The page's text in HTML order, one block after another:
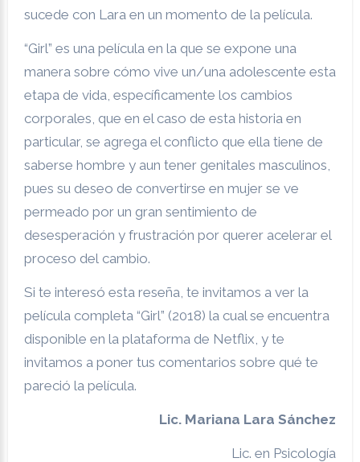
sucede con Lara en un momento de la película.
“Girl” es una película en la que se expone una
manera sobre cómo vive un/una adolescente esta
etapa de vida, específicamente los cambios
corporales, que en el caso de esta historia en
particular, se agrega el conflicto que ella tiene de
saberse hombre y aun tener genitales masculinos,
pues su deseo de convertirse en mujer se ve
permeado por un gran sentimiento de
desesperación y frustración por querer acelerar el
proceso del cambio.
Si te interesó esta reseña, te invitamos a ver la
película completa “Girl” (2018) la cual se encuentra
disponible en la plataforma de Netflix, y te
invitamos a poner tus comentarios sobre qué te
pareció la película.
Lic. Mariana Lara Sánchez
Lic. en Psicología